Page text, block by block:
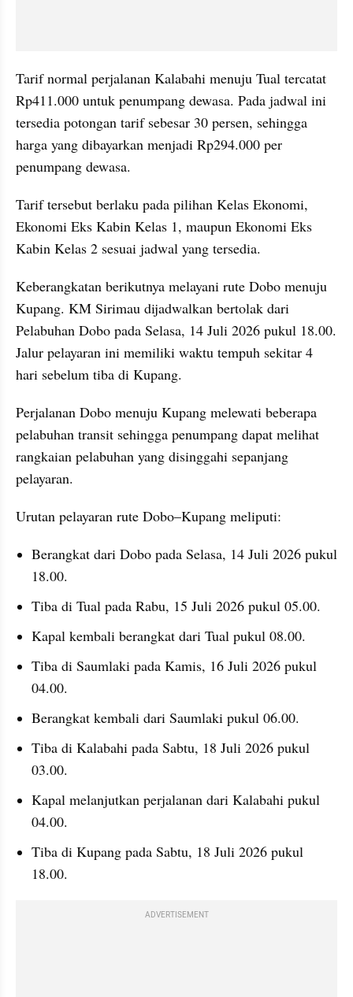
Tarif normal perjalanan Kalabahi menuju Tual tercatat
Rp411.000 untuk penumpang dewasa. Pada jadwal ini
tersedia potongan tarif sebesar 30 persen, sehingga
harga yang dibayarkan menjadi Rp294.000 per
penumpang dewasa.
Tarif tersebut berlaku pada pilihan Kelas Ekonomi,
Ekonomi Eks Kabin Kelas 1, maupun Ekonomi Eks
Kabin Kelas 2 sesuai jadwal yang tersedia.
Keberangkatan berikutnya melayani rute Dobo menuju
Kupang. KM Sirimau dijadwalkan bertolak dari
Pelabuhan Dobo pada Selasa, 14 Juli 2026 pukul 18.00.
Jalur pelayaran ini memiliki waktu tempuh sekitar 4
hari sebelum tiba di Kupang.
Perjalanan Dobo menuju Kupang melewati beberapa
pelabuhan transit sehingga penumpang dapat melihat
rangkaian pelabuhan yang disinggahi sepanjang
pelayaran.
Urutan pelayaran rute Dobo–Kupang meliputi:
Berangkat dari Dobo pada Selasa, 14 Juli 2026 pukul
18.00.
Tiba di Tual pada Rabu, 15 Juli 2026 pukul 05.00.
Kapal kembali berangkat dari Tual pukul 08.00.
Tiba di Saumlaki pada Kamis, 16 Juli 2026 pukul
04.00.
Berangkat kembali dari Saumlaki pukul 06.00.
Tiba di Kalabahi pada Sabtu, 18 Juli 2026 pukul
03.00.
Kapal melanjutkan perjalanan dari Kalabahi pukul
04.00.
Tiba di Kupang pada Sabtu, 18 Juli 2026 pukul
18.00.
ADVERTISEMENT